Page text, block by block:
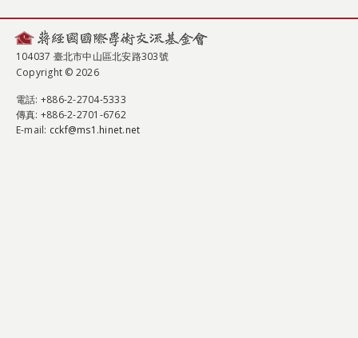
104037 臺北市中山區北安路303號
Copyright © 2026
電話: +886-2-2704-5333
傳真: +886-2-2701-6762
E-mail: cckf@ms1.hinet.net